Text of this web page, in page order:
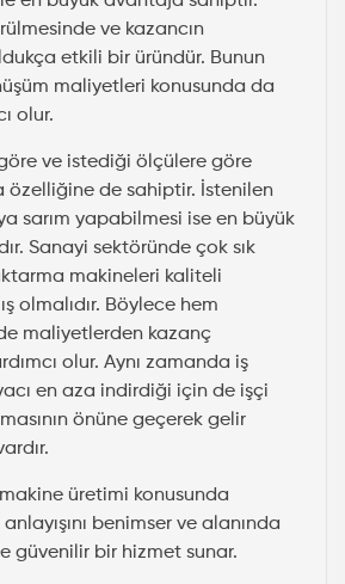
ve kazancın
etkili bir üründür. Bunun
maliyetleri konusunda da
olur.
ve istediği ölçülere göre
özelliğine de sahiptir. İstenilen
sarım yapabilmesi ise en büyük
Sanayi sektöründe çok sık
makineleri kaliteli
olmalıdır. Böylece hem
maliyetlerden kazanç
olur. Aynı zamanda iş
en aza indirdiği için de işçi
önüne geçerek gelir
üretimi konusunda
benimser ve alanında
güvenilir bir hizmet sunar.